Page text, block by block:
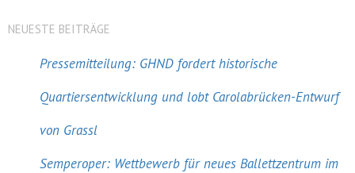
NEUESTE BEITRÄGE
Pressemitteilung: GHND fordert historische
Quartiersentwicklung und lobt Carolabrücken-Entwurf
von Grassl
Semperoper: Wettbewerb für neues Ballettzentrum im